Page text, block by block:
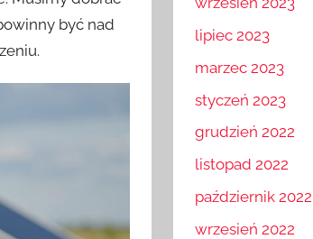
być nad
lipiec 2023
marzec 2023
styczeń 2023
grudzień 2022
listopad 2022
październik 2022
wrzesień 2022